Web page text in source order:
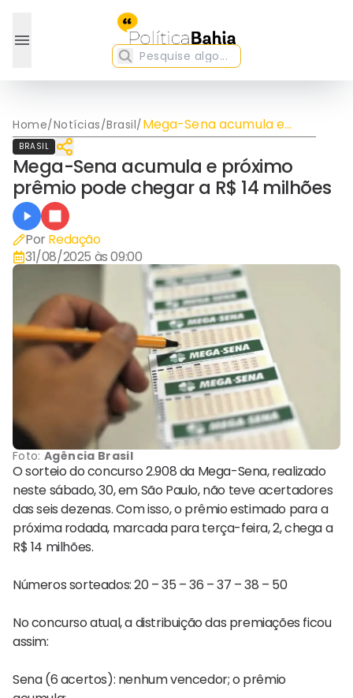
Home/Notícias/Brasil/Mega-Sena acumula e
próximo prêmio pode
chegar a R$ 14 milhões
BRASIL
Mega-Sena acumula e próximo
prêmio pode chegar a R$ 14 milhões
Por Redação
31/08/2025 às 09:00
Foto:Agência Brasil
O sorteio do concurso 2.908 da Mega-Sena, realizado
neste sábado, 30, em São Paulo, não teve acertadores
das seis dezenas. Com isso, o prêmio estimado para a
próxima rodada, marcada para terça-feira, 2, chega a
R$ 14 milhões.
Números sorteados: 20 – 35 – 36 – 37 – 38 – 50
No concurso atual, a distribuição das premiações ficou
assim:
Sena (6 acertos): nenhum vencedor; o prêmio